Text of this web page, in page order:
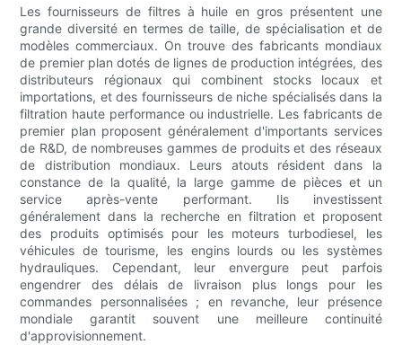
Les fournisseurs de filtres à huile en gros présentent une
grande diversité en termes de taille, de spécialisation et de
modèles commerciaux. On trouve des fabricants mondiaux
de premier plan dotés de lignes de production intégrées, des
distributeurs régionaux qui combinent stocks locaux et
importations, et des fournisseurs de niche spécialisés dans la
filtration haute performance ou industrielle. Les fabricants de
premier plan proposent généralement d'importants services
de R&D, de nombreuses gammes de produits et des réseaux
de distribution mondiaux. Leurs atouts résident dans la
constance de la qualité, la large gamme de pièces et un
service après-vente performant. Ils investissent
généralement dans la recherche en filtration et proposent
des produits optimisés pour les moteurs turbodiesel, les
véhicules de tourisme, les engins lourds ou les systèmes
hydrauliques. Cependant, leur envergure peut parfois
engendrer des délais de livraison plus longs pour les
commandes personnalisées ; en revanche, leur présence
mondiale garantit souvent une meilleure continuité
d'approvisionnement.